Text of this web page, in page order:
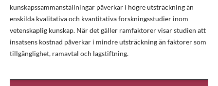
kunskapssammanställningar påverkar i högre utsträckning än
enskilda kvalitativa och kvantitativa forskningsstudier inom
vetenskaplig kunskap. När det gäller ramfaktorer visar studien att
insatsens kostnad påverkar i mindre utsträckning än faktorer som
tillgänglighet, ramavtal och lagstiftning.